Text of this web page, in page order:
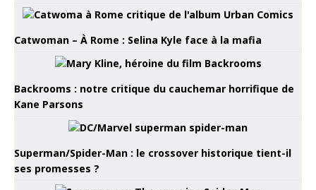
Catwoman – À Rome : Selina Kyle face à la mafia
Backrooms : notre critique du cauchemar horrifique de
Kane Parsons
Superman/Spider-Man : le crossover historique tient-il
ses promesses ?